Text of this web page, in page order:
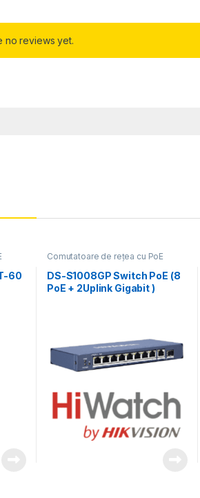
no reviews yet.
60
Comutatoare de rețea cu PoE
DS-S1008GP Switch PoE (8
PoE + 2Uplink Gigabit )